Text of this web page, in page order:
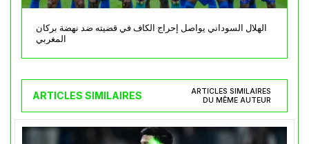
الهلال السوداني يواصل إحراج الكاف في قضيته ضد نهضة بركان
المغربي
ARTICLES SIMILAIRES
ARTICLES SIMILAIRES
DU MÊME AUTEUR